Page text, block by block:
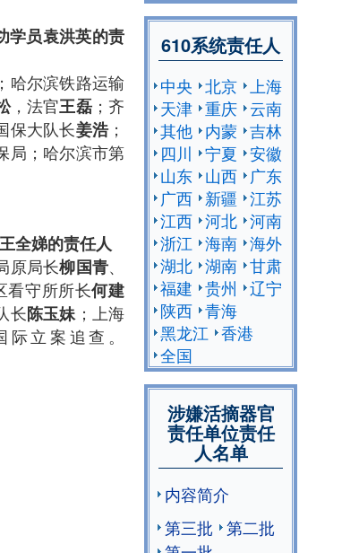
学员袁洪英的责
哈尔滨铁路运输
，法官王磊；齐
保大队长姜浩；
局；哈尔滨市第
查。
全娣的责任人
原局长柳国青、
看守所所长何建
长陈玉妹 ；上海
立案追查。
610系统责任人
中央 北京
上海
天津 重庆 云南
其他 内蒙 吉林
四川
宁夏 安徽
山东 山西
广东
广西 新疆 江苏
江西 河北 河南
浙江 海南 海外
湖北 湖南 甘肃
福建 贵州
辽宁
陕西 青海
黑龙江 香港
全国
涉嫌活摘器官
责任单位责任
人名单
内容简介
第三批
第二批